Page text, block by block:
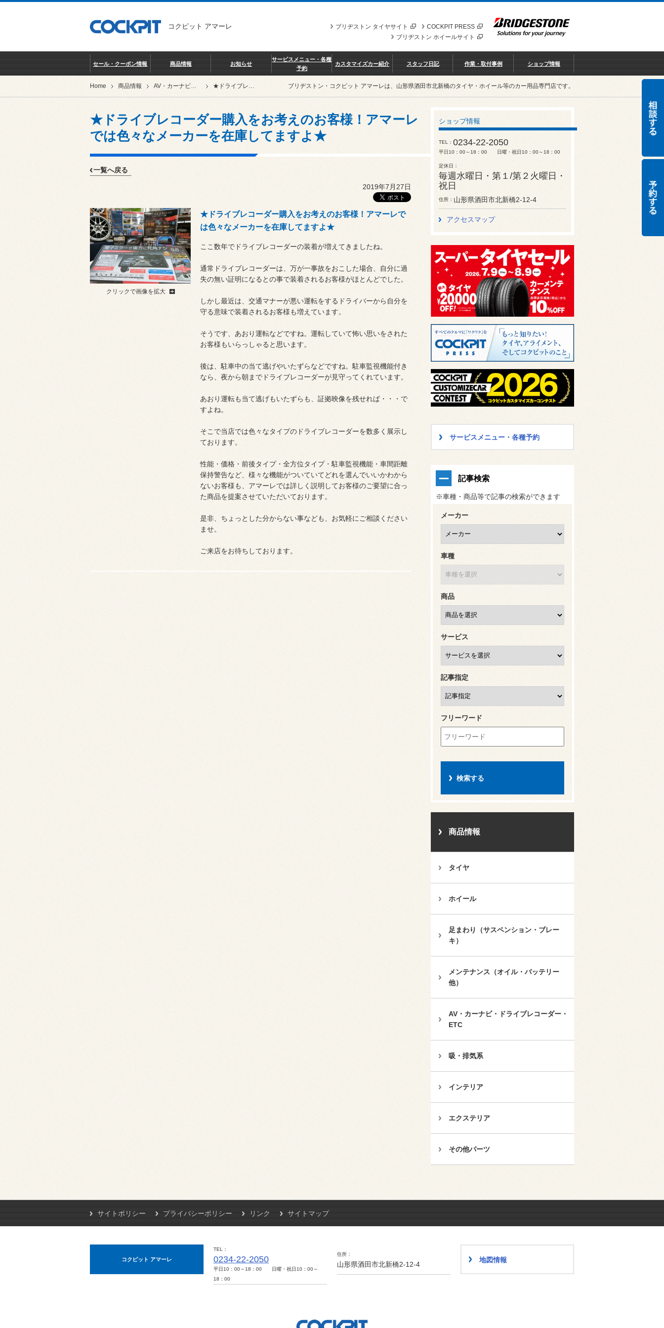
コクピット アマーレ COCKPIT PRESS
ブリヂストン タイヤサイト
ブリヂストン ホイールサイト
セール・クーポン情報 商品情報 お知らせ
サービスメニュー・各種
予約
カスタマイズカー紹介 スタッフ日記 作業・取付事例 ショップ情報
Home 商品情報 AV・カーナビ・ドライブレコーダー・ETC ★ドライブレコーダー購入をお考えのお客様！アマーレでは色々なメーカーを在庫してますよ★ ブリヂストン・コクピット アマーレは、山形県酒田市北新橋のタイヤ・ホイール等のカー用品専門店です。
★ドライブレコーダー購入をお考えのお客様！アマーレ
では色々なメーカーを在庫してますよ★
一覧へ戻る
2019年7月27日
クリックで画像を拡大
★ドライブレコーダー購入をお考えのお客様！アマーレで
は色々なメーカーを在庫してますよ★
ここ数年でドライブレコーダーの装着が増えてきましたね。
通常ドライブレコーダーは、万が一事故をおこした場合、自分に過
失の無い証明になるとの事で装着されるお客様がほとんどでした。
しかし最近は、交通マナーが悪い運転をするドライバーから自分を
守る意味で装着されるお客様も増えています。
そうです、あおり運転などですね。運転していて怖い思いをされた
お客様もいらっしゃると思います。
後は、駐車中の当て逃げやいたずらなどですね。駐車監視機能付き
なら、夜から朝までドライブレコーダーが見守ってくれています。
あおり運転も当て逃げもいたずらも、証拠映像を残せれば・・・で
すよね。
そこで当店では色々なタイプのドライブレコーダーを数多く展示し
ております。
性能・価格・前後タイプ・全方位タイプ・駐車監視機能・車間距離
保持警告など、様々な機能がついていてどれを選んでいいかわから
ないお客様も、アマーレでは詳しく説明してお客様のご要望に合っ
た商品を提案させていただいております。
是非、ちょっとした分からない事なども、お気軽にご相談ください
ませ。
ご来店をお待ちしております。
ショップ情報
TEL 0234-22-2050
平日10：00～18：00 日曜・祝日10：00～18：00
定休日
毎週水曜日・第１/第２火曜日・
祝日
住所 山形県酒田市北新橋2-12-4
アクセスマップ
サービスメニュー・各種予約
記事検索
※車種・商品等で記事の検索ができます
メーカー
車種
商品
サービス
記事指定
フリーワード
商品情報
タイヤ
ホイール
足まわり（サスペンション・ブレー
キ）
メンテナンス（オイル・バッテリー
他）
AV・カーナビ・ドライブレコーダー・
ETC
吸・排気系
インテリア
エクステリア
その他パーツ
サイトポリシー プライバシーポリシー リンク サイトマップ
コクピット アマーレ
TEL
0234-22-2050
平日10：00～18：00 日曜・祝日10：00～
18：00
住所
山形県酒田市北新橋2-12-4
地図情報